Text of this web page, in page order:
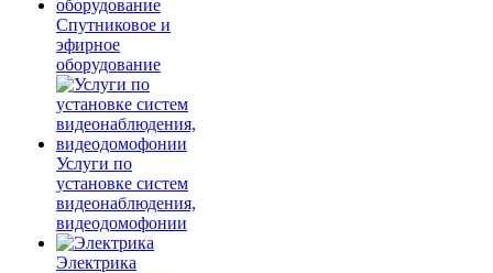
Спутниковое и
эфирное
оборудование
Услуги по
установке систем
видеонаблюдения,
видеодомофонии
Электрика